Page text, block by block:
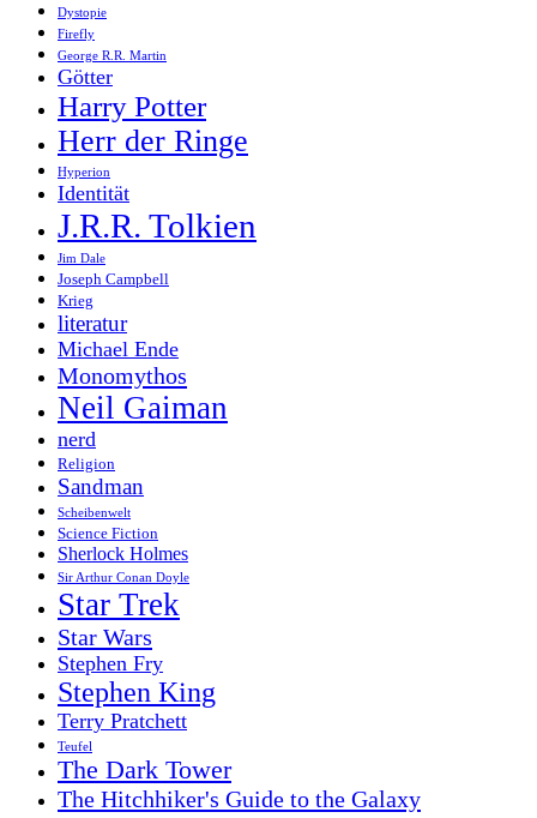
Dystopie
Firefly
George R.R. Martin
Götter
Harry Potter
Herr der Ringe
Hyperion
Identität
J.R.R. Tolkien
Jim Dale
Joseph Campbell
Krieg
literatur
Michael Ende
Monomythos
Neil Gaiman
nerd
Religion
Sandman
Scheibenwelt
Science Fiction
Sherlock Holmes
Sir Arthur Conan Doyle
Star Trek
Star Wars
Stephen Fry
Stephen King
Terry Pratchett
Teufel
The Dark Tower
The Hitchhiker's Guide to the Galaxy